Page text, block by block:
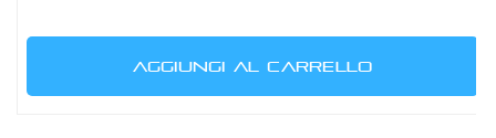
AGGIUNGI AL CARRELLO